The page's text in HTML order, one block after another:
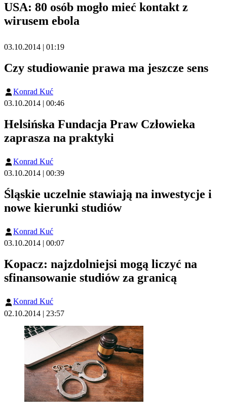
USA: 80 osób mogło mieć kontakt z
wirusem ebola
03.10.2014 | 01:19
Czy studiowanie prawa ma jeszcze sens
Konrad Kuć
03.10.2014 | 00:46
Helsińska Fundacja Praw Człowieka
zaprasza na praktyki
Konrad Kuć
03.10.2014 | 00:39
Śląskie uczelnie stawiają na inwestycje i
nowe kierunki studiów
Konrad Kuć
03.10.2014 | 00:07
Kopacz: najzdolniejsi mogą liczyć na
sfinansowanie studiów za granicą
Konrad Kuć
02.10.2014 | 23:57